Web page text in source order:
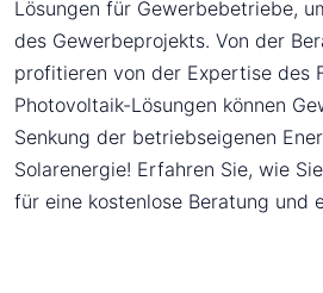
Lösungen für Gewerbebetriebe,
des Gewerbeprojekts. Von der
profitieren von der Expertise des
Photovoltaik-Lösungen können
Senkung der betriebseigenen
Solarenergie! Erfahren Sie, wie
für eine kostenlose Beratung und